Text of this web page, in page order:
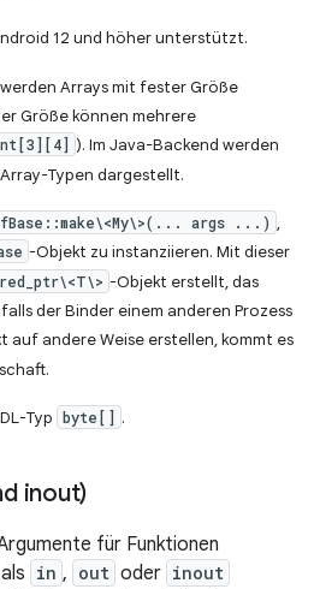
12 und höher unterstützt.
Arrays mit fester Größe
Größe können mehrere
). Im Java-Backend werden
Typen dargestellt.
args ...) ,
-Objekt zu instanziieren. Mit dieser
-Objekt erstellt, das
der Binder einem anderen Prozess
auf andere Weise erstellen, kommt es
Typ byte[] .
inout)
für Funktionen
in , out oder inout